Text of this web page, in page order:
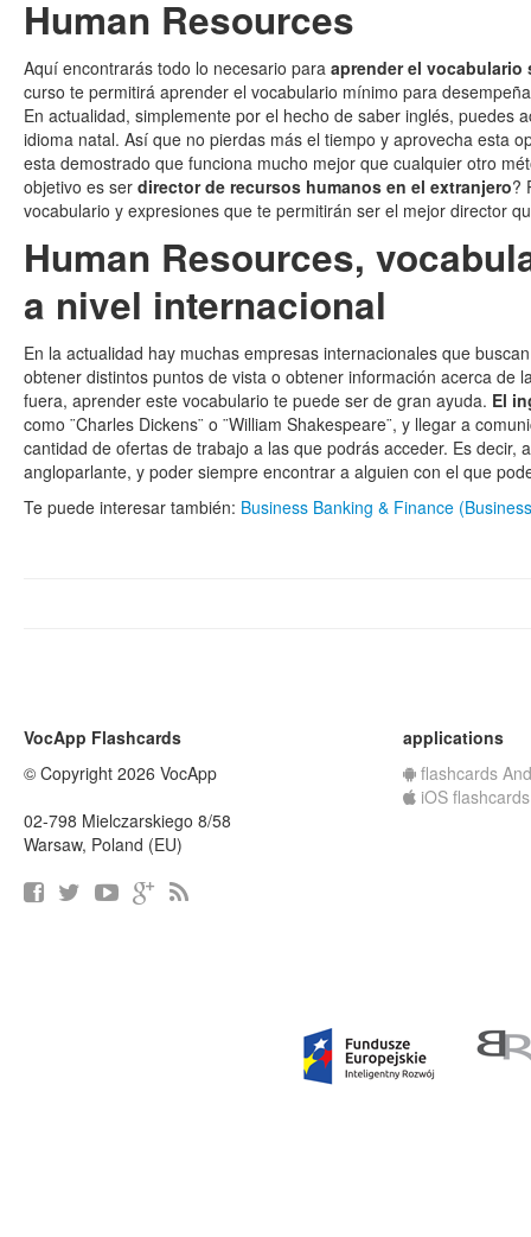
Human Resources
Aquí encontrarás todo lo necesario para aprender el
curso te permitirá aprender el vocabulario mínimo para
En actualidad, simplemente por el hecho de saber inglés,
idioma natal. Así que no pierdas más el tiempo y aprovecha esta
esta demostrado que funciona mucho mejor que cualquier otro
objetivo es ser director de recursos humanos en el extranjero?
vocabulario y expresiones que te permitirán ser el mejor director
Human Resources,
a nivel internacional
En la actualidad hay muchas empresas internacionales que
obtener distintos puntos de vista o obtener información acerca
fuera, aprender este vocabulario te puede ser de gran ayuda. El
como ¨Charles Dickens¨ o ¨William Shakespeare¨, y llegar a
cantidad de ofertas de trabajo a las que podrás acceder. Es
angloparlante, y poder siempre encontrar a alguien con el que
Te puede interesar también: Business Banking & Finance
VocApp Flashcards
© Copyright 2026 VocApp
02-798 Mielczarskiego 8/58
Warsaw, Poland (EU)
applications
flashcards
iOS flashcards